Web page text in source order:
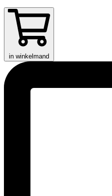
in winkelmand